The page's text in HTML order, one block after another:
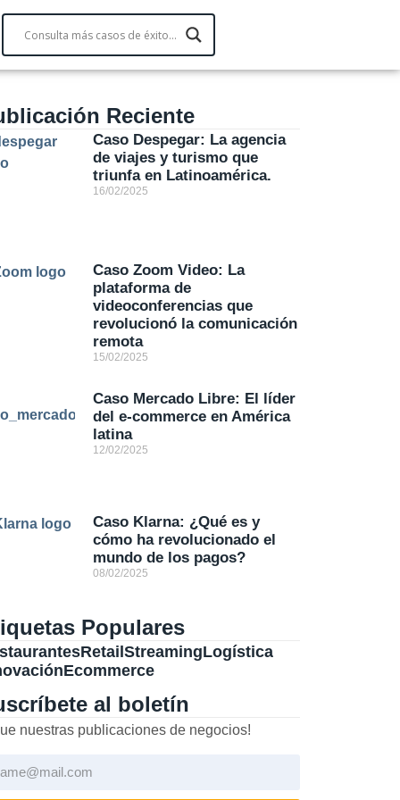
Reciente
Caso Despegar: La agencia
de viajes y turismo que
triunfa en Latinoamérica.
16/02/2025
Caso Zoom Video: La
plataforma de
videoconferencias que
revolucionó la comunicación
remota
15/02/2025
Caso Mercado Libre: El líder
del e-commerce en América
latina
12/02/2025
Caso Klarna: ¿Qué es y
cómo ha revolucionado el
mundo de los pagos?
08/02/2025
Populares
Retail StreamingLogística
Ecommerce
al boletín
nuestras publicaciones de negocios!